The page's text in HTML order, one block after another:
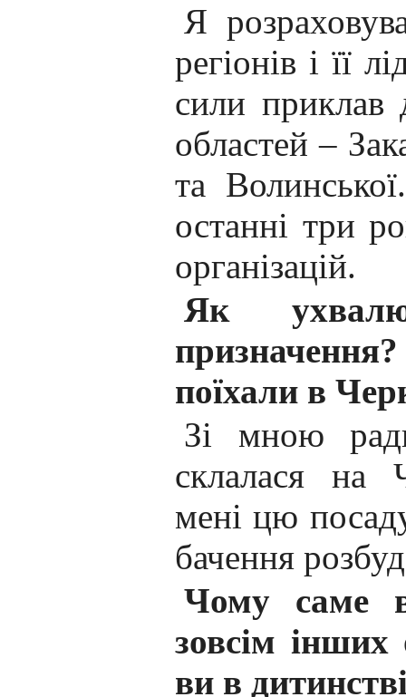
Я
регіонів і її
сили приклав
областей –
та
останні три
організацій.
Як
поїхали в
Зі мною
склалася на
мені цю
бачення
Чому саме
зовсім інших
ви в